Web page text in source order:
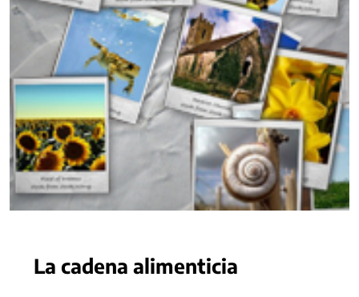
La cadena alimenticia